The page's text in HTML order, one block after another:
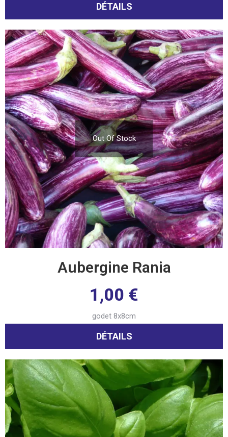
DÉTAILS
Out Of Stock
Aubergine Rania
1,00 €
godet 8x8cm
DÉTAILS